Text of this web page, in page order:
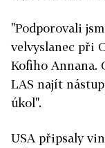
"Podporovali
velvyslanec při
Kofiho Annana.
LAS najít
úkol".
USA připsaly